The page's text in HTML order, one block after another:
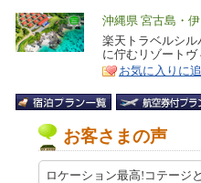
エ
リ
ア
沖縄県 宮古島・
特
徴
楽天トラベルシ
に佇むリゾートヴ
お気に入りに
お客さまの声
ロケーション最高!コテージ